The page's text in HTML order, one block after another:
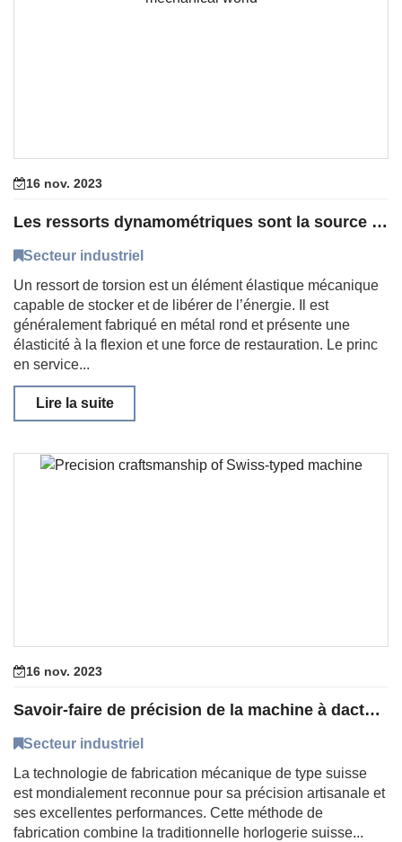
16 nov. 2023
Les ressorts dynamométriques sont la source de puissance dans le monde mécanique
Secteur industriel
Un ressort de torsion est un élément élastique mécanique
capable de stocker et de libérer de l’énergie. Il est
généralement fabriqué en métal rond et présente une
élasticité à la flexion et une force de restauration. Le princ
en service...
Lire la suite
16 nov. 2023
Savoir-faire de précision de la machine à dactyographie suisse
Secteur industriel
La technologie de fabrication mécanique de type suisse
est mondialement reconnue pour sa précision artisanale et
ses excellentes performances. Cette méthode de
fabrication combine la traditionnelle horlogerie suisse...